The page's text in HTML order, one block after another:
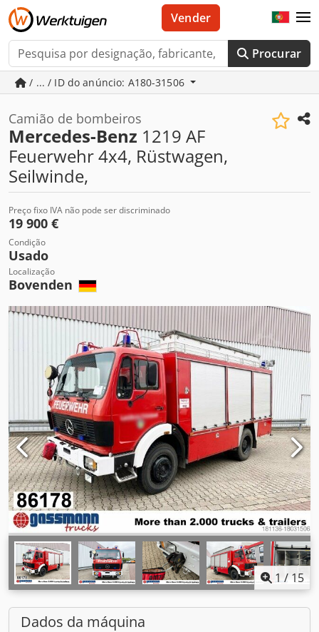
Procurar
Vender
/ ... / ID do anúncio: A180-31506
Camião de bombeiros
Mercedes-Benz 1219 AF
Feuerwehr 4x4, Rüstwagen,
Seilwinde,
Preço fixo IVA não pode ser discriminado
19 900 €
Condição
Usado
Localização
Bovenden
1 / 15
Dados da máquina